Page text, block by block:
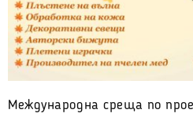
Международна среща по